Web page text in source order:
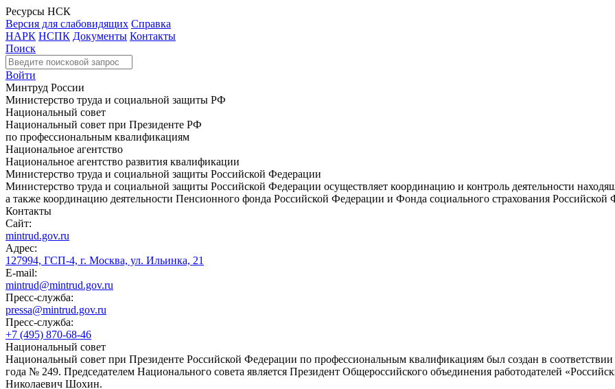
Ресурсы НСК
Версия для слабовидящих Справка
НАРК НСПК Документы Контакты
Поиск
Войти
Минтруд России
Министерство труда и социальной защиты РФ
Национальный совет
Национальный совет при Президенте РФ
по профессиональным квалификациям
Национальное агентство
Национальное агентство развития квалификации
Министерство труда и социальной защиты Российской Федерации
Министерство труда и социальной защиты Российской Федерации осуществляет координацию и контроль деятельности
а также координацию деятельности Пенсионного фонда Российской Федерации и Фонда социального страхования Российской
Контакты
Сайт:
mintrud.gov.ru
Адрес:
127994, ГСП-4, г. Москва, ул. Ильинка, 21
E-mail:
mintrud@mintrud.gov.ru
Пресс-служба:
pressa@mintrud.gov.ru
Пресс-служба:
+7 (495) 870-68-46
Национальный совет
Национальный совет при Президенте Российской Федерации по профессиональным квалификациям был создан в
года № 249. Председателем Национального совета является Президент Общероссийского объединения работодателей
Николаевич Шохин.